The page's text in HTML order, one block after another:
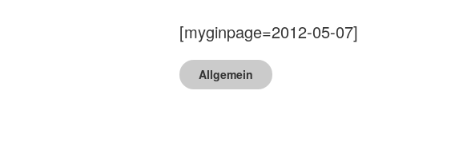
[myginpage=2012-05-07]
Allgemein